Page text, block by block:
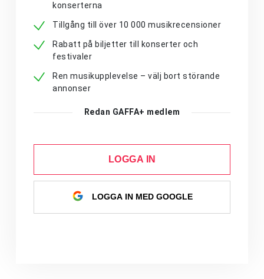
konserterna
Tillgång till över 10 000 musikrecensioner
Rabatt på biljetter till konserter och
festivaler
Ren musikupplevelse – välj bort störande
annonser
Redan GAFFA+ medlem
LOGGA IN
LOGGA IN MED GOOGLE